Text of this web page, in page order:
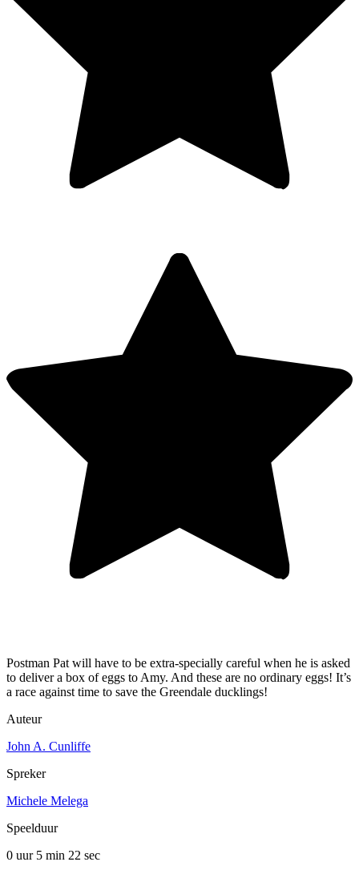
Postman Pat will have to be extra-specially careful when he is asked
to deliver a box of eggs to Amy. And these are no ordinary eggs! It’s
a race against time to save the Greendale ducklings!
Auteur
John A. Cunliffe
Spreker
Michele Melega
Speelduur
0 uur 5 min 22 sec